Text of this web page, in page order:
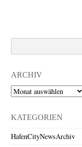
ARCHIV
Archiv
KATEGORIEN
HafenCityNewsArchiv